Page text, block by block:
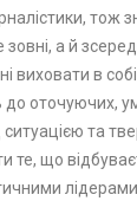
тож
а й
виховати в собі
до оточуючих,
та
те, що